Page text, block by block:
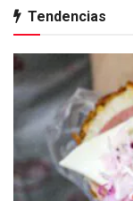
Tendencias